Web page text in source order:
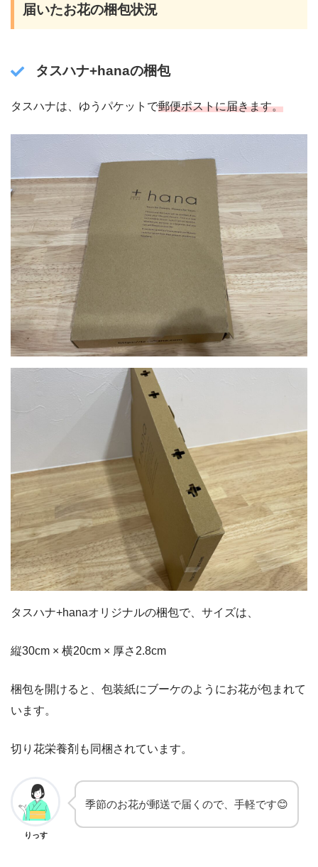
届いたお花の梱包状況
タスハナ+hanaの梱包
タスハナは、ゆうパケットで郵便ポストに届きます。
タスハナ+hanaオリジナルの梱包で、サイズは、
縦30cm × 横20cm × 厚さ2.8cm
梱包を開けると、包装紙にブーケのようにお花が包まれて
います。
切り花栄養剤も同梱されています。
りっす
季節のお花が郵送で届くので、手軽です😊